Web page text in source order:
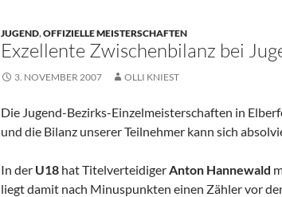
JUGEND,OFFIZIELLE MEISTERSCHAFTEN
Exzellente Zwischenbilanz bei
3. NOVEMBER 2007 OLLI KNIEST
Die Jugend-Bezirks-Einzelmeisterschaften in
und die Bilanz unserer Teilnehmer kann sich
In der U18 hat TitelverteidigerAnton Hannewald
liegt damit nach Minuspunkten einen Zähler vor